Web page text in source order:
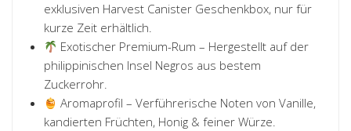
exklusiven Harvest Canister Geschenkbox, nur für
kurze Zeit erhältlich.
Exotischer Premium-Rum – Hergestellt auf der
philippinischen Insel Negros aus bestem
Zuckerrohr.
Aromaprofil – Verführerische Noten von Vanille,
kandierten Früchten, Honig & feiner Würze.